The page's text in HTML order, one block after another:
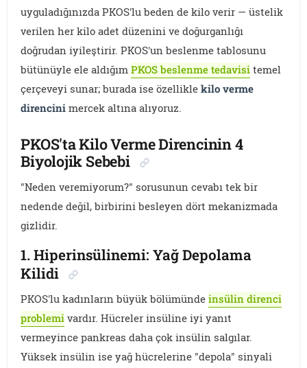
uyguladığınızda PKOS'lu beden de kilo verir — üstelik
verilen her kilo adet düzenini ve doğurganlığı
doğrudan iyileştirir. PKOS'un beslenme tablosunu
bütünüyle ele aldığımPKOS beslenme tedavisi temel
çerçeveyi sunar; burada ise özelliklekilo verme
direncini mercek altına alıyoruz.
PKOS'ta Kilo Verme Direncinin 4
Biyolojik Sebebi
"Neden veremiyorum?" sorusunun cevabı tek bir
nedende değil, birbirini besleyen dört mekanizmada
gizlidir.
1. Hiperinsülinemi: Yağ Depolama
Kilidi
PKOS'lu kadınların büyük bölümündeinsülin direnci
problemi vardır. Hücreler insüline iyi yanıt
vermeyince pankreas daha çok insülin salgılar.
Yüksek insülin ise yağ hücrelerine "depola" sinyali